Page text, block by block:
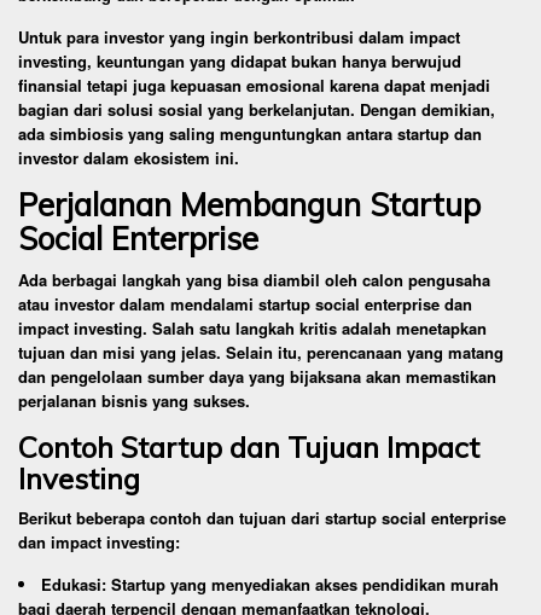
Untuk para investor yang ingin berkontribusi dalam impact
investing, keuntungan yang didapat bukan hanya berwujud
finansial tetapi juga kepuasan emosional karena dapat menjadi
bagian dari solusi sosial yang berkelanjutan. Dengan demikian,
ada simbiosis yang saling menguntungkan antara startup dan
investor dalam ekosistem ini.
Perjalanan Membangun Startup
Social Enterprise
Ada berbagai langkah yang bisa diambil oleh calon pengusaha
atau investor dalam mendalami startup social enterprise dan
impact investing. Salah satu langkah kritis adalah menetapkan
tujuan dan misi yang jelas. Selain itu, perencanaan yang matang
dan pengelolaan sumber daya yang bijaksana akan memastikan
perjalanan bisnis yang sukses.
Contoh Startup dan Tujuan Impact
Investing
Berikut beberapa contoh dan tujuan dari startup social enterprise
dan impact investing:
Edukasi: Startup yang menyediakan akses pendidikan murah
bagi daerah terpencil dengan memanfaatkan teknologi.